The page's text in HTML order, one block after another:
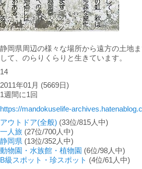
静岡県周辺の様々な場所から遠方の土地
して、のらりくらりと生きています。
14
2011年01月 (5669日)
1週間に1回
https://mandokuselife-
アウトドア(全般) (33位/815人中)
一人旅 (27位/700人中)
静岡県 (13位/352人中)
動物園・水族館・植物園 (6位/98人中)
B級スポット・珍スポット (4位/61人中)